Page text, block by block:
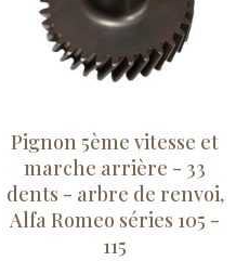
Pignon 5ème vitesse et
marche arrière - 33
dents - arbre de renvoi,
Alfa Romeo séries 105 -
115